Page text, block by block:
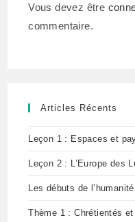
Vous devez être
commentaire.
Articles Récents
Leçon 1 : Espaces et
Leçon 2 : L’Europe des
Les débuts de l’humanité
Thème 1 : Chrétientés